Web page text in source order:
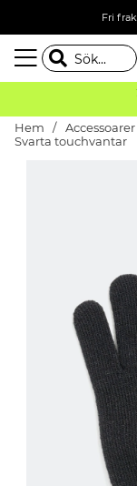
Fri
Hem Accessoarer
Svarta touchvantar